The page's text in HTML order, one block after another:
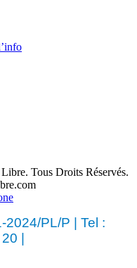
Tous Droits Réservés.
2024/PL/P | Tel :
|